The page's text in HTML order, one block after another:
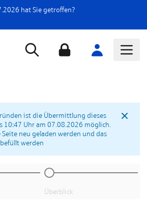
hat Sie getroffen?
ist die Übermittlung dieses
10:47 Uhr am 07.08.2026 möglich.
Seite neu geladen werden und das
werden
Überblick